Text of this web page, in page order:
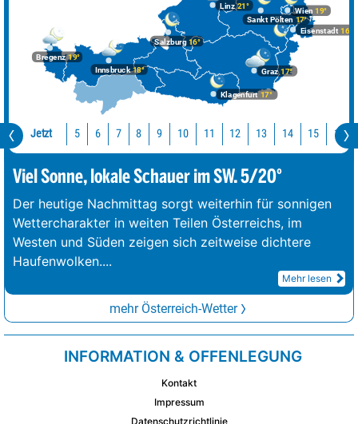
Bregenz19°
Graz17°
Innsbruck18°
Klagenfurt 17°
Linz21°
Salzburg16°
Wien 19°
Eisenstadt 16°
Sankt Pölten 17°
Jetzt 5 6 7 8 9 10 11 12 13 14 15 16
Viel Sonne, lokale Schauer im SW. 5/20°
Der heutige Nachmittag sorgt weiterhin für sonnigen
Wettercharakter in weiten Teilen Österreichs, im
Westen und Süden zeigen sich zeitweise dichtere
Haufenwolken....
Mehr lesen
mehr Österreich-Wetter
INFORMATION & OFFENLEGUNG
Kontakt
Impressum
Datenschutzrichtlinie